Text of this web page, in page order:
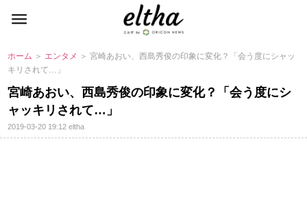
ホーム ＞ エンタメ ＞ 宮崎あおい、西島秀俊の印象に変化？「会う度にシャッ
キリされて…」
宮崎あおい、西島秀俊の印象に変化？「会う度にシ
ャッキリされて…」
2019-03-20 19:12eltha